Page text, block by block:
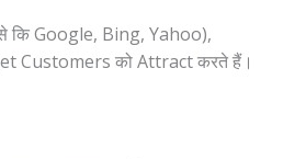
कि Google, Bing, Yahoo),
Customers को Attract करते हैं।